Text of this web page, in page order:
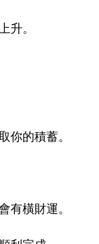
升。
你的積蓄。
有橫財運。